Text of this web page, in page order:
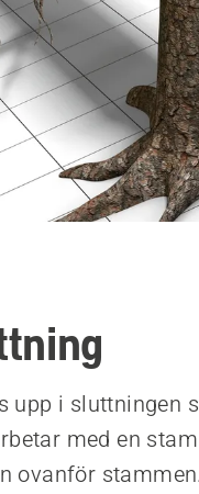
upp i sluttningen
med en
ovanför